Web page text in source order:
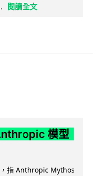
閱讀全文
模型
指 Anthropic Mythos